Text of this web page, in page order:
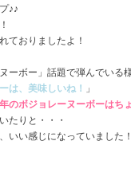
♪♪
ておりましたよ！
ーボー」話題で弾んでいる
は、美味しいね！
」
のボジョレーヌーボーはち
たりと・・・
いい感じになっていました！